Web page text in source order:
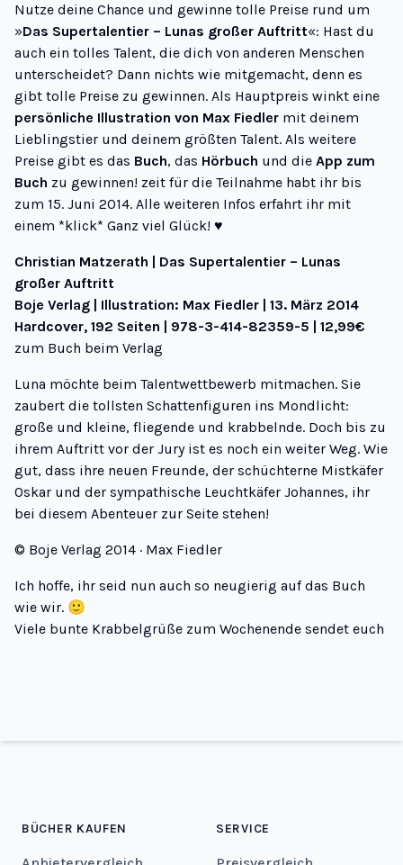
Nutze deine Chance und gewinne tolle Preise rund um
»Das Supertalentier – Lunas großer Auftritt«: Hast du
auch ein tolles Talent, die dich von anderen Menschen
unterscheidet? Dann nichts wie mitgemacht, denn es
gibt tolle Preise zu gewinnen. Als Hauptpreis winkt eine
persönliche Illustration von Max Fiedler mit deinem
Lieblingstier und deinem größten Talent. Als weitere
Preise gibt es das Buch, das Hörbuch und die App zum
Buch zu gewinnen! zeit für die Teilnahme habt ihr bis
zum 15. Juni 2014. Alle weiteren Infos erfahrt ihr mit
einem *klick* Ganz viel Glück! ♥
Christian Matzerath | Das Supertalentier – Lunas
großer Auftritt
Boje Verlag | Illustration: Max Fiedler | 13. März 2014
Hardcover, 192 Seiten | 978-3-414-82359-5 | 12,99€
zum Buch beim Verlag
Luna möchte beim Talentwettbewerb mitmachen. Sie
zaubert die tollsten Schattenfiguren ins Mondlicht:
große und kleine, fliegende und krabbelnde. Doch bis zu
ihrem Auftritt vor der Jury ist es noch ein weiter Weg. Wie
gut, dass ihre neuen Freunde, der schüchterne Mistkäfer
Oskar und der sympathische Leuchtkäfer Johannes, ihr
bei diesem Abenteuer zur Seite stehen!
© Boje Verlag 2014 · Max Fiedler
Ich hoffe, ihr seid nun auch so neugierig auf das Buch
wie wir. 🙂
Viele bunte Krabbelgrüße zum Wochenende sendet euch
BÜCHER KAUFEN SERVICE